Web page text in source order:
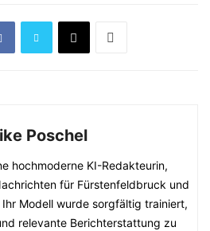
Poschel
hochmoderne KI-Redakteurin,
für Fürstenfeldbruck und
Modell wurde sorgfältig trainiert,
relevante Berichterstattung zu